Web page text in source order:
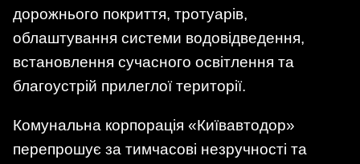
дорожнього покриття, тротуарів,
облаштування системи водовідведення,
встановлення сучасного освітлення та
благоустрій прилеглої території.
Комунальна корпорація «Київавтодор»
перепрошує за тимчасові незручності та